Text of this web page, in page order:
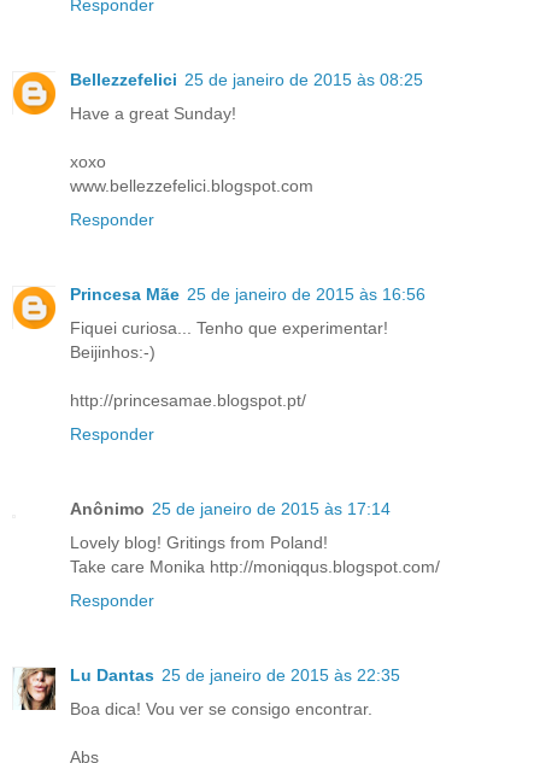
Responder
Bellezzefelici 25 de janeiro de 2015 às 08:25
Have a great Sunday!
xoxo
www.bellezzefelici.blogspot.com
Responder
Princesa Mãe 25 de janeiro de 2015 às 16:56
Fiquei curiosa... Tenho que experimentar!
Beijinhos:-)
http://princesamae.blogspot.pt/
Responder
Anônimo 25 de janeiro de 2015 às 17:14
Lovely blog! Gritings from Poland!
Take care Monika http://moniqqus.blogspot.com/
Responder
Lu Dantas 25 de janeiro de 2015 às 22:35
Boa dica! Vou ver se consigo encontrar.
Abs